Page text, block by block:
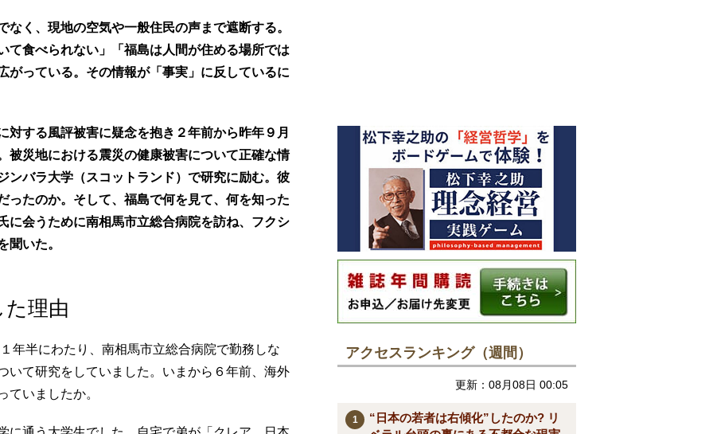
く、現地の空気や一般住民の声まで遮断する。
て食べられない」「福島は人間が住める場所では
がっている。その情報が「事実」に反しているに
する風評被害に疑念を抱き２年前から昨年９月
被災地における震災の健康被害について正確な情
ンバラ大学（スコットランド）で研究に励む。彼
ったのか。そして、福島で何を見て、何を知った
に会うために南相馬市立総合病院を訪ね、フクシ
聞いた。
理由
半にわたり、南相馬市立総合病院で勤務しな
いて研究をしていました。いまから６年前、海外
ていましたか。
アクセスランキング（週間）
更新：08月08日 00:05
“日本の若者は右傾化”したのか? リ